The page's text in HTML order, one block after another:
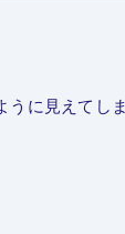
に見えてし